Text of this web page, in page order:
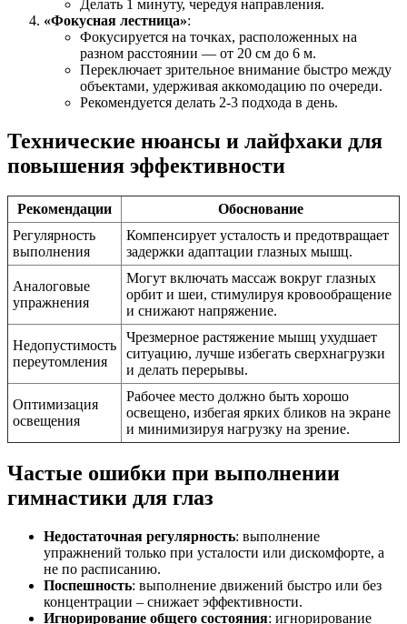
Делать 1 минуту, чередуя направления.
«Фокусная лестница»:
Фокусируется на точках, расположенных на
разном расстоянии — от 20 см до 6 м.
Переключает зрительное внимание быстро между
объектами, удерживая аккомодацию по очереди.
Рекомендуется делать 2-3 подхода в день.
Технические нюансы и лайфхаки для
повышения эффективности
Рекомендации
Обоснование
Регулярность
выполнения
Компенсирует усталость и предотвращает
задержки адаптации глазных мышц.
Аналоговые
упражнения
Могут включать массаж вокруг глазных
орбит и шеи, стимулируя кровообращение
и снижают напряжение.
Недопустимость
переутомления
Чрезмерное растяжение мышц ухудшает
ситуацию, лучше избегать сверхнагрузки
и делать перерывы.
Оптимизация
освещения
Рабочее место должно быть хорошо
освещено, избегая ярких бликов на экране
и минимизируя нагрузку на зрение.
Частые ошибки при выполнении
гимнастики для глаз
Недостаточная регулярность: выполнение
упражнений только при усталости или дискомфорте, а
не по расписанию.
Поспешность: выполнение движений быстро или без
концентрации – снижает эффективности.
Игнорирование общего состояния: игнорирование